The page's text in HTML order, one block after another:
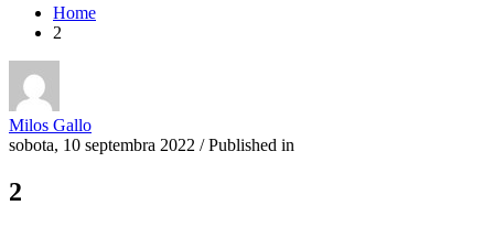
Home
2
Milos Gallo
sobota, 10 septembra 2022 /Published in
2